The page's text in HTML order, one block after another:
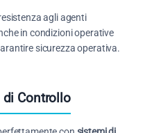
agli agenti
in condizioni operative
sicurezza operativa.
di Controllo